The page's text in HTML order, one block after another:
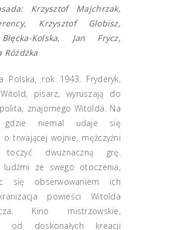
Krzysztof Majchrzak,
Krzysztof Globisz,
Kolska, Jan Frycz,
Różdżka
Polska, rok 1943. Fryderyk,
pisarz, wyruszają do
znajomego Witolda. Na
gdzie niemal udaje się
o trwającej wojnie, mężczyźni
toczyć dwuznaczną grę.
ludźmi ze swego otoczenia,
się obserwowaniem ich
powieści Witolda
Kino mistrzowskie,
od doskonałych kreacji